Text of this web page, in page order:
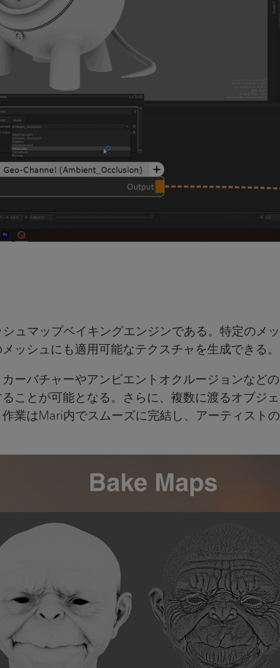
ュマップベイキングエンジンである。特定のメ
ッシュにも適用可能なテクスチャを生成できる。
ーバチャーやアンビエントオクルージョンなど
ことが可能となる。さらに、複数に渡るオブジ
業はMari内でスムーズに完結し、アーティスト